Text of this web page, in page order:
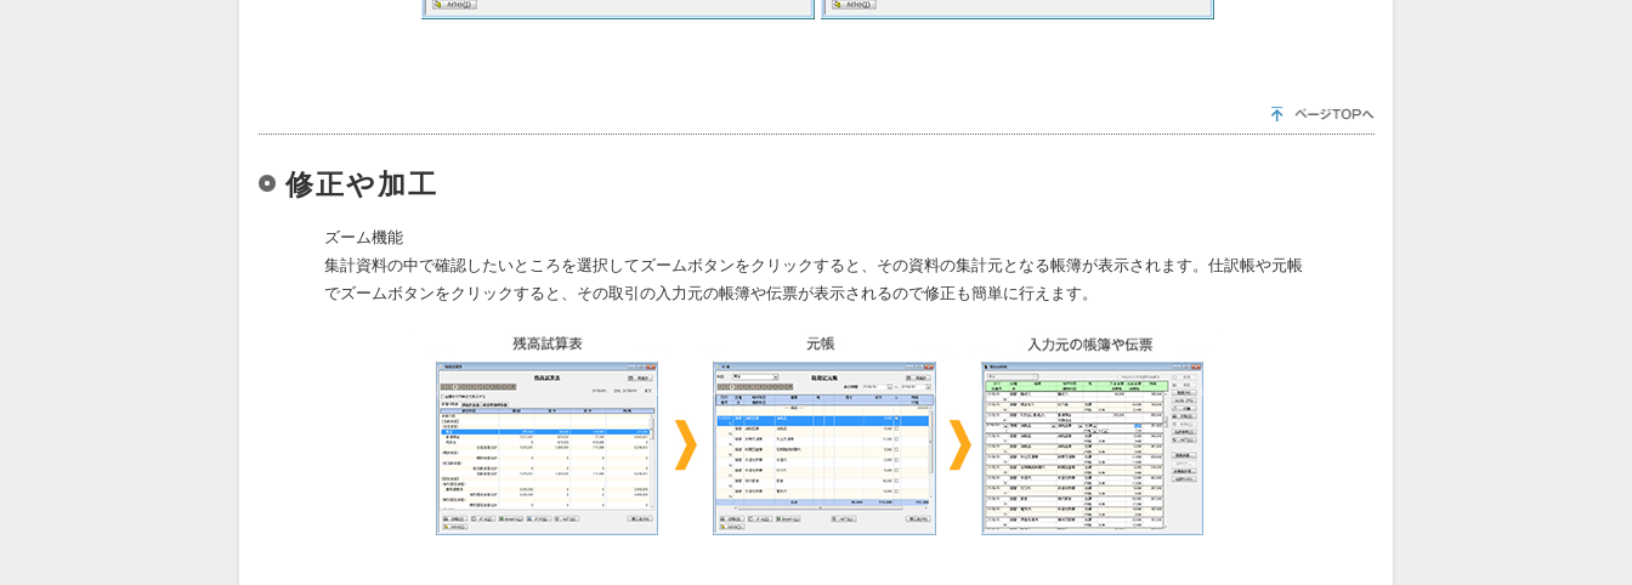
修正や加工
ズーム機能
集計資料の中で確認したいところを選択してズームボタンをクリックすると、その資料の集計元となる帳簿が表示されます。仕訳帳や元帳
でズームボタンをクリックすると、その取引の入力元の帳簿や伝票が表示されるので修正も簡単に行えます。